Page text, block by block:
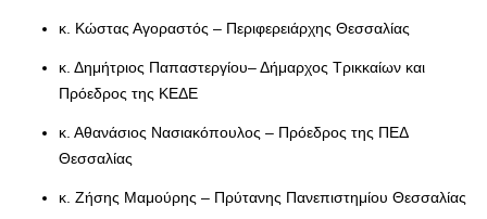
κ. Κώστας Αγοραστός – Περιφερειάρχης Θεσσαλίας
κ. Δημήτριος Παπαστεργίου– Δήμαρχος Τρικκαίων και
Πρόεδρος της ΚΕΔΕ
κ. Αθανάσιος Νασιακόπουλος – Πρόεδρος της ΠΕΔ
Θεσσαλίας
κ. Ζήσης Μαμούρης – Πρύτανης Πανεπιστημίου Θεσσαλίας